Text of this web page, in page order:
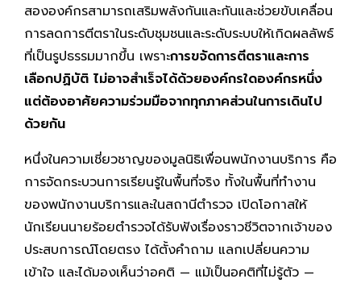
สององค์กรสามารถเสริมพลังกันและกันและช่วยขับเคลื่อน
การลดการตีตราในระดับชุมชนและระดับระบบให้เกิดผลลัพธ์
ที่เป็นรูปธรรมมากขึ้น เพราะการขจัดการตีตราและการ
เลือกปฏิบัติ ไม่อาจสำเร็จได้ด้วยองค์กรใดองค์กรหนึ่ง
แต่ต้องอาศัยความร่วมมือจากทุกภาคส่วนในการเดินไป
ด้วยกัน
หนึ่งในความเชี่ยวชาญของมูลนิธิเพื่อนพนักงานบริการ คือ
การจัดกระบวนการเรียนรู้ในพื้นที่จริง ทั้งในพื้นที่ทำงาน
ของพนักงานบริการและในสถานีตำรวจ เปิดโอกาสให้
นักเรียนนายร้อยตำรวจได้รับฟังเรื่องราวชีวิตจากเจ้าของ
ประสบการณ์โดยตรง ได้ตั้งคำถาม แลกเปลี่ยนความ
เข้าใจ และได้มองเห็นว่าอคติ — แม้เป็นอคติที่ไม่รู้ตัว —